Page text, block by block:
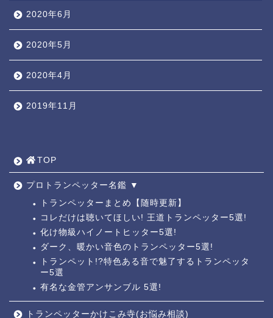
2020年6月
2020年5月
2020年4月
2019年11月
TOP
プロトランペッター名鑑 ▼
トランペッターまとめ【随時更新】
コレだけは聴いてほしい! 王道トランペッター5選!
化け物級ハイノートヒッター5選!
ダーク、暖かい音色のトランペッター5選!
トランペット!?特色ある音で魅了するトランペッタ
ー5選
有名な金管アンサンブル 5選!
トランペッターかけこみ寺(お悩み相談)
トランペッター名鑑 ┫
トランペットの練習法 ┫
お悩み相談回答┛